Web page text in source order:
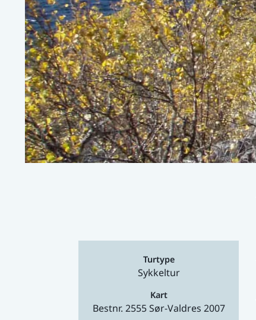
Turtype
Sykkeltur
Kart
Bestnr. 2555 Sør-Valdres 2007